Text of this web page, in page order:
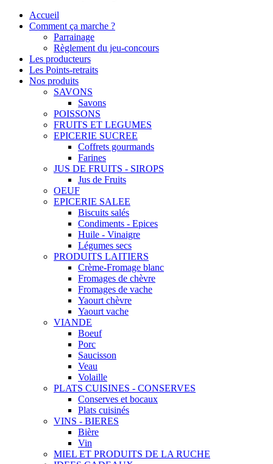
Accueil
Comment ça marche ?
Parrainage
Règlement du jeu-concours
Les producteurs
Les Points-retraits
Nos produits
SAVONS
Savons
POISSONS
FRUITS ET LEGUMES
EPICERIE SUCREE
Coffrets gourmands
Farines
JUS DE FRUITS - SIROPS
Jus de Fruits
OEUF
EPICERIE SALEE
Biscuits salés
Condiments - Epices
Huile - Vinaigre
Légumes secs
PRODUITS LAITIERS
Crème-Fromage blanc
Fromages de chèvre
Fromages de vache
Yaourt chèvre
Yaourt vache
VIANDE
Boeuf
Porc
Saucisson
Veau
Volaille
PLATS CUISINES - CONSERVES
Conserves et bocaux
Plats cuisinés
VINS - BIERES
Bière
Vin
MIEL ET PRODUITS DE LA RUCHE